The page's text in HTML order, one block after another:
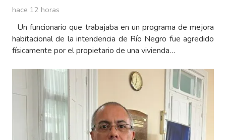
hace 12 horas
Un funcionario que trabajaba en un programa de mejora
habitacional de la intendencia de Río Negro fue agredido
físicamente por el propietario de una vivienda…